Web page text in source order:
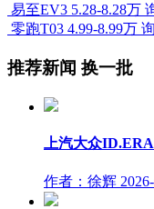
易至EV3 5.28-8.28万
零跑T03 4.99-8.99万
推荐新闻 换一批
上汽大众
作者：徐辉